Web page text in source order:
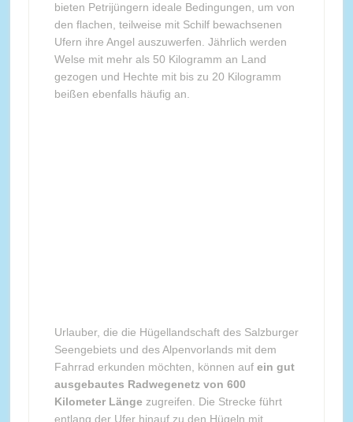
bieten Petrijüngern ideale Bedingungen, um von
den flachen, teilweise mit Schilf bewachsenen
Ufern ihre Angel auszuwerfen. Jährlich werden
Welse mit mehr als 50 Kilogramm an Land
gezogen und Hechte mit bis zu 20 Kilogramm
beißen ebenfalls häufig an.
Urlauber, die die Hügellandschaft des Salzburger
Seengebiets und des Alpenvorlands mit dem
Fahrrad erkunden möchten, können auf ein gut
ausgebautes Radwegenetz von 600
Kilometer Länge zugreifen. Die Strecke führt
entlang der Ufer hinauf zu den Hügeln mit